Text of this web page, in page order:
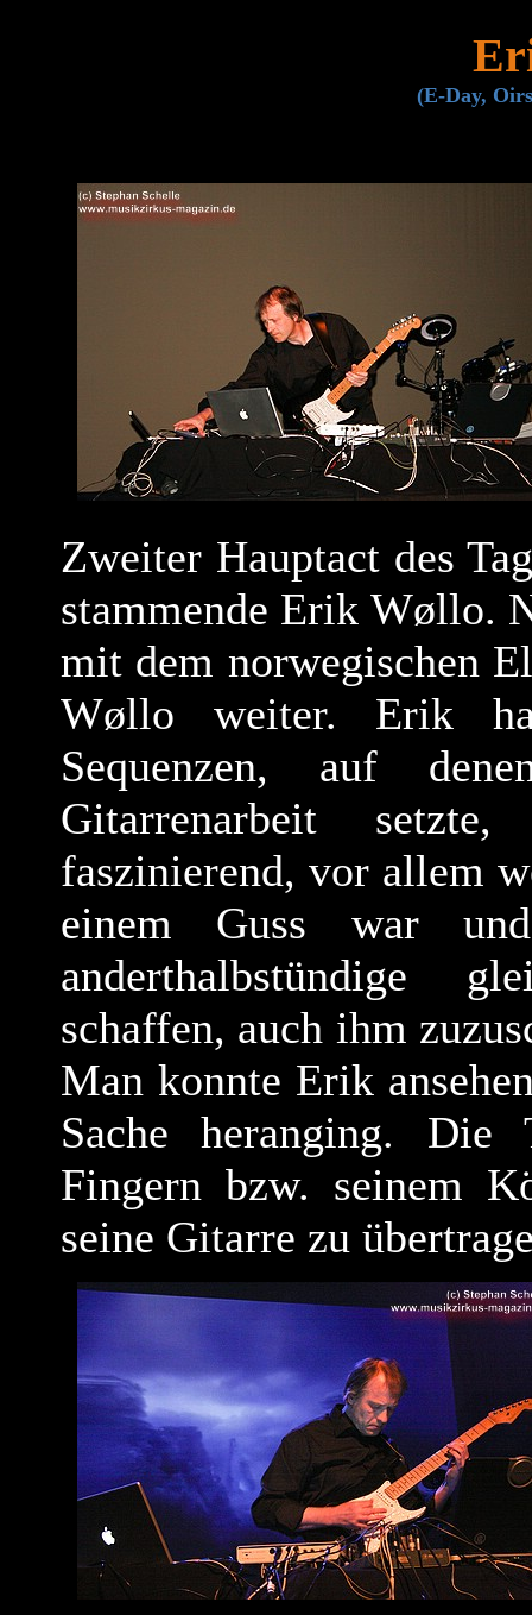
(E-Day,
Zweiter Hauptact des
stammende Erik Wøllo.
mit dem norwegischen
Wøllo weiter. Erik
Sequenzen, auf
Gitarrenarbeit
faszinierend, vor allem
einem Guss war
anderthalbstündige
schaffen, auch ihm
Man konnte Erik
Sache heranging.
Fingern bzw. seinem
seine Gitarre zu